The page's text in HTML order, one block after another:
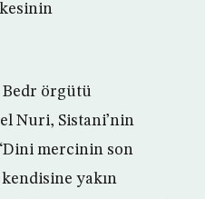
Bedr örgütü
Nuri, Sistani’nin
mercinin son
yakın